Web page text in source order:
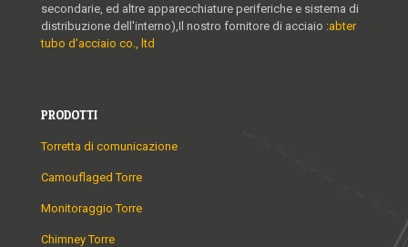
secondarie, ed altre apparecchiature periferiche e sistema di
distribuzione dell'interno),Il nostro fornitore di acciaio :abter
tubo d'acciaio co., ltd
PRODOTTI
Torretta di comunicazione
Camouflaged Torre
Monitoraggio Torre
Chimney Torre